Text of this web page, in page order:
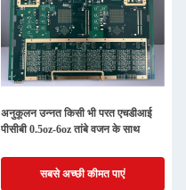
अनुकूलन उन्नत किसी भी परत एचडीआई
पीसीबी 0.5oz-6oz तांबे वजन के साथ
सबसे अच्छी कीमत पाएं